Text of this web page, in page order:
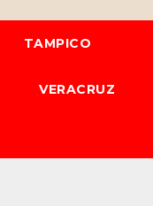
TAMPICO
VERACRUZ